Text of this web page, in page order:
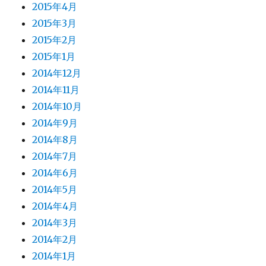
2015年4月
2015年3月
2015年2月
2015年1月
2014年12月
2014年11月
2014年10月
2014年9月
2014年8月
2014年7月
2014年6月
2014年5月
2014年4月
2014年3月
2014年2月
2014年1月